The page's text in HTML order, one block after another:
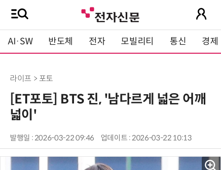
AI·SW 반도체 전자 모빌리티 통신 경제
라이프 > 포토
[ET포토] BTS 진, '남다르게 넓은 어깨
넓이'
발행일 : 2026-03-22 09:46 업데이트 : 2026-03-22 10:13